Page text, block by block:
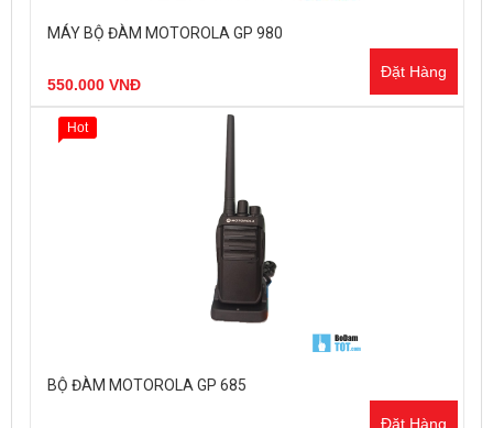
MÁY BỘ ĐÀM MOTOROLA GP 980
550.000 VNĐ
Đặt Hàng
BỘ ĐÀM MOTOROLA GP 685
Đặt Hàng
Hot